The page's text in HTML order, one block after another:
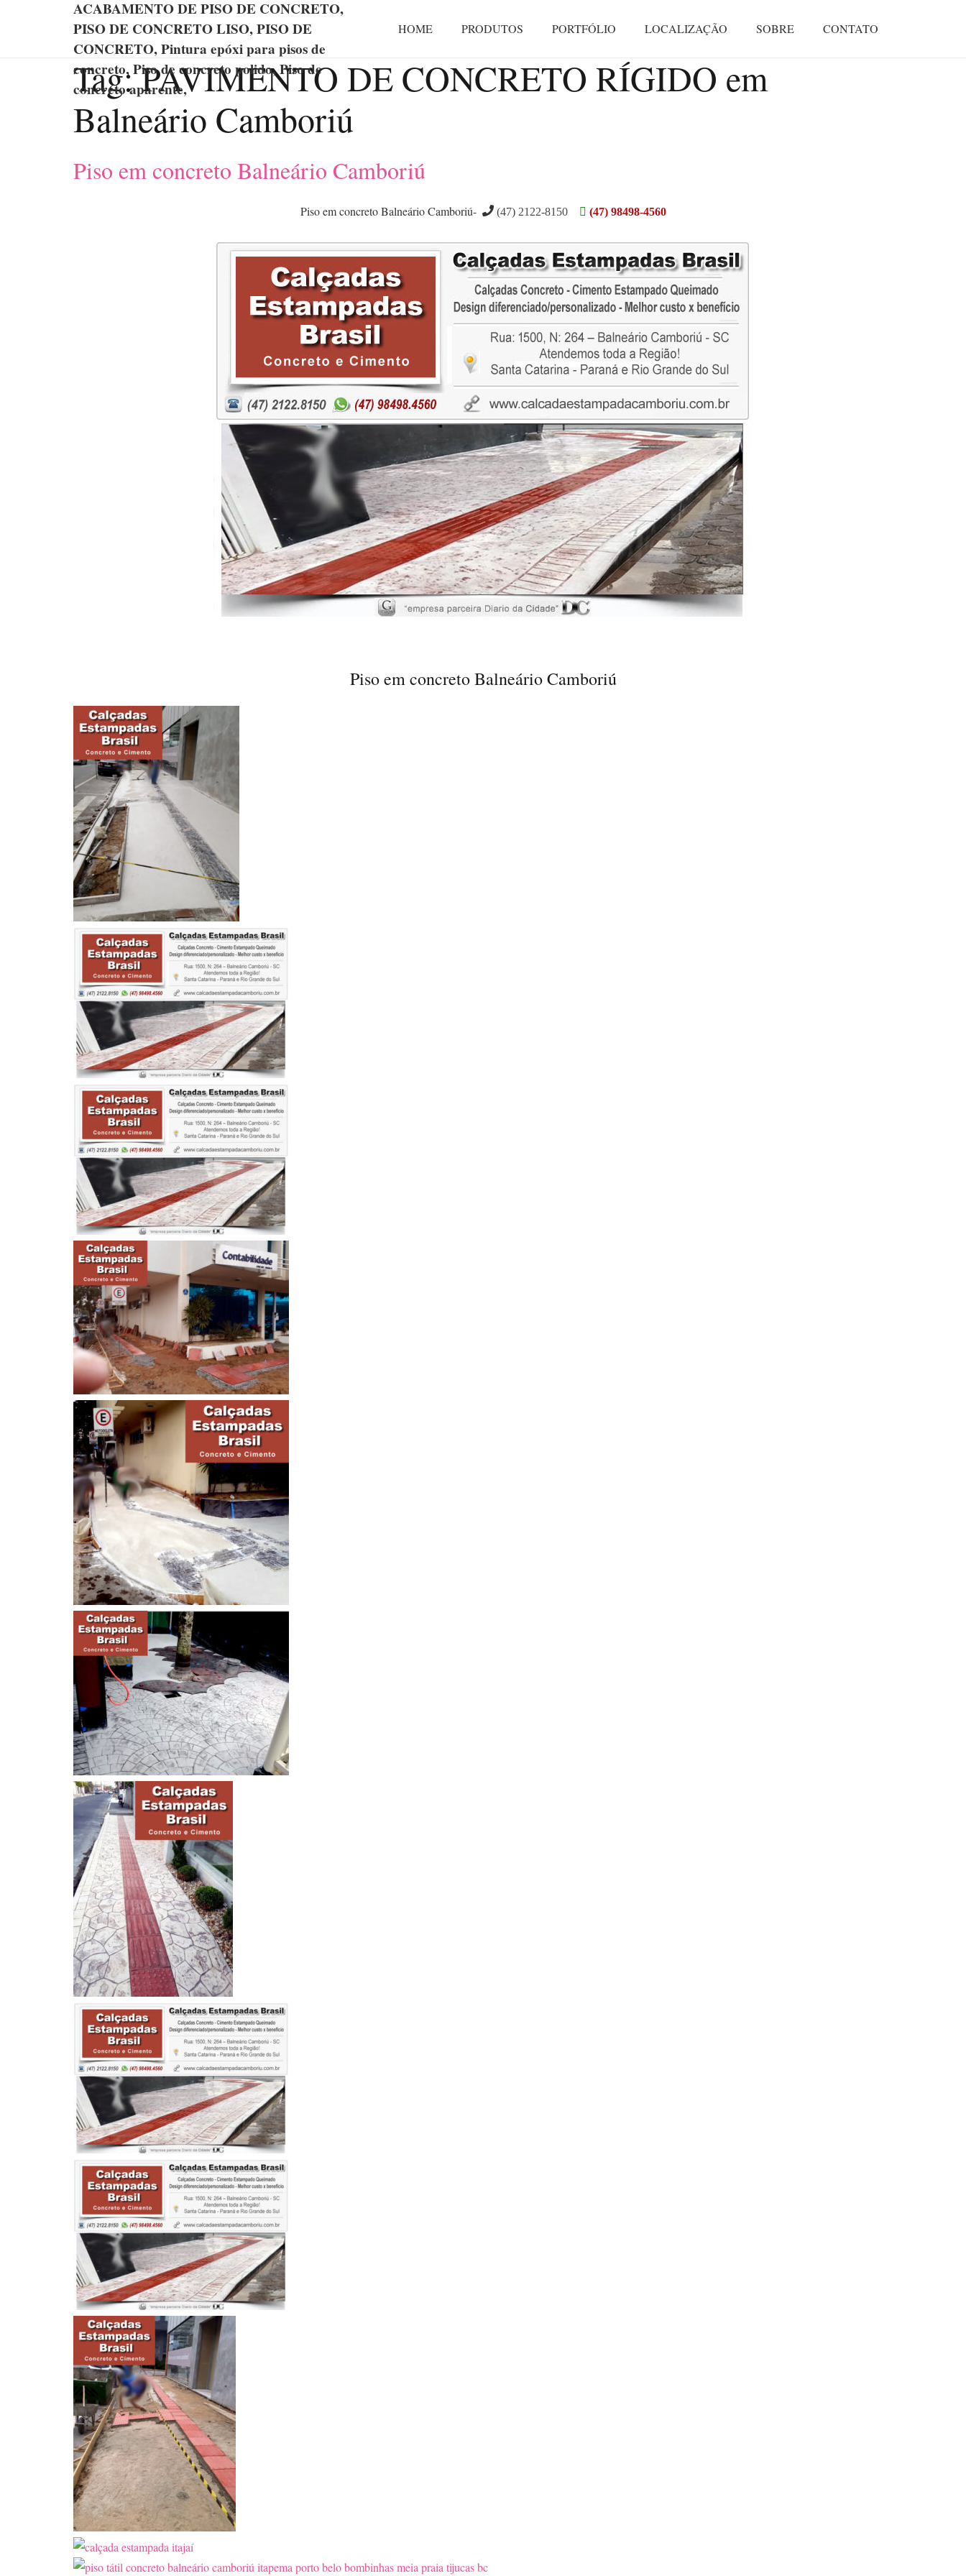
ACABAMENTO DE PISO DE CONCRETO,
PISO DE CONCRETO LISO, PISO DE
CONCRETO, Pintura epóxi para pisos de
concreto, Piso de concreto polido, Piso de
concreto aparente,
HOME PRODUTOS PORTFÓLIO LOCALIZAÇÃO SOBRE CONTATO
Tag:PAVIMENTO DE CONCRETO RÍGIDO em
Balneário Camboriú
Piso em concreto Balneário Camboriú
Piso em concreto Balneário Camboriú- (47) 2122-8150 (47) 98498-4560
Piso em concreto Balneário Camboriú